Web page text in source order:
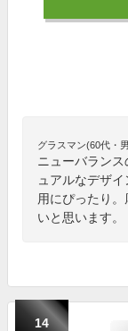
グラスマン(60代・
ニューバラン
ュアルなデザ
用にぴったり
いと思います。
14